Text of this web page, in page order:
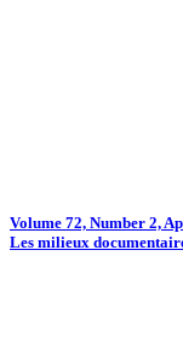
Volume 72, Number 2,
Les milieux